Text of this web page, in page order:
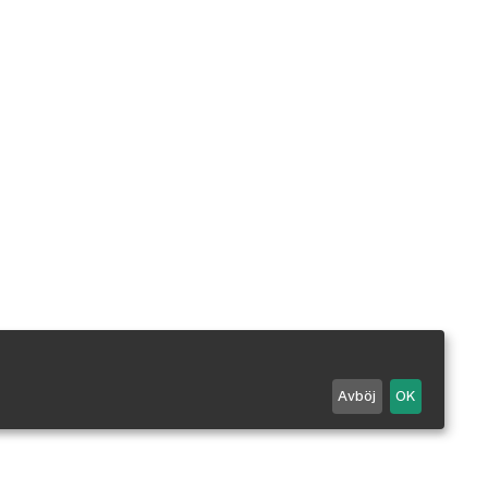
Avböj OK